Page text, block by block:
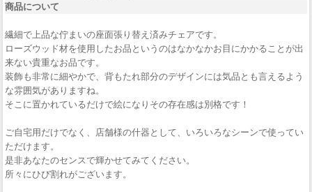
商品について
繊細で上品な佇まいの座面張り替え済みチェアです。
ローズウッド材を使用したお品というのはなかなかお目にかかることが出
来ない貴重なお品です。
装飾も非常に細やかで、背もたれ部分のデザインには気品とも言えるよう
な雰囲気がありますね。
そこに置かれているだけで絵になりその存在感は別格です！
ご自宅用だけでなく、店舗様の什器として、いろいろなシーンで使ってい
ただけます。
是非あなたのセンスで輝かせてみてください。
所々にひび割れがございます。